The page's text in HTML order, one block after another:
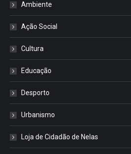
Ambiente
Ação Social
Cultura
Educação
Desporto
Urbanismo
Loja de Cidadão de Nelas